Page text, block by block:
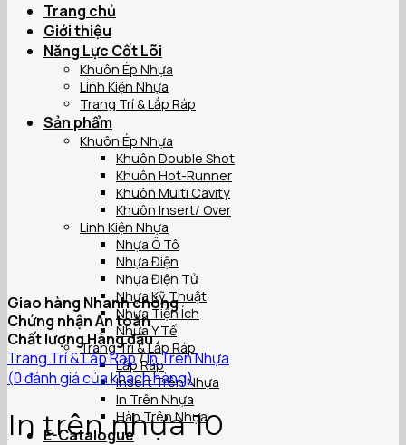
Trang chủ
Giới thiệu
Năng Lực Cốt Lõi
Khuôn Ép Nhựa
Linh Kiện Nhựa
Trang Trí & Lắp Ráp
Sản phẩm
Khuôn Ép Nhựa
Khuôn Double Shot
Khuôn Hot-Runner
Khuôn Multi Cavity
Khuôn Insert/ Over
Linh Kiện Nhựa
Nhựa Ô Tô
Nhựa Điện
Nhựa Điện Tử
Nhựa Kỹ Thuật
Nhựa Tiện Ích
Nhựa Y Tế
Trang Trí & Lắp Ráp
Lắp Ráp
Insert Trên Nhựa
In Trên Nhựa
Hàn Trên Nhựa
E-Catalogue
Giao hàng Nhanh chóng
Chứng nhận An toàn
Chất lượng Hàng đầu
Trang Trí & Lắp Ráp/In Trên Nhựa
(0đánh giá của khách hàng)
In trên nhựa 10